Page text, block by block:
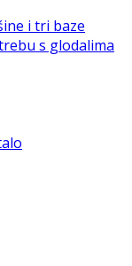
i tri baze
s glodalima